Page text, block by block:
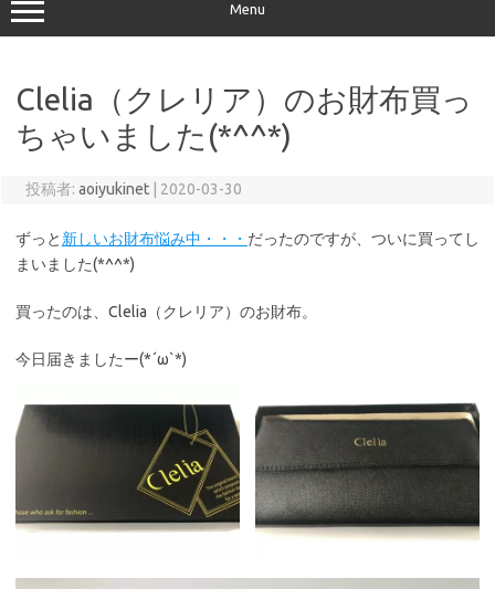
Menu
Clelia（クレリア）のお財布買っ
ちゃいました(*^^*)
投稿者: aoiyukinet 2020-03-30
ずっと 新しいお財布悩み中・・・ だったのですが、ついに買ってし
まいました(*^^*)
買ったのは、Clelia（クレリア）のお財布。
今日届きましたー(*´ω`*)